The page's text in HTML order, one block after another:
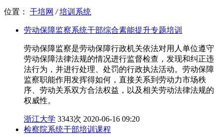
位置： 干培网 / 培训系统
劳动保障监察系统干部综合素能提升专题培训
劳动保障监察是劳动保障行政机关依法对用人单位遵守
劳动保障法律法规的情况进行监督检查，发现和纠正违
法行为，并进行处理、处罚的行政执法活动。劳动保障
监察职能作用发挥得如何，直接关系到劳动力市场秩
序、劳动关系双方合法权益，以及相关劳动法律法规的
权威性。
浙江大学 3343次 2020-06-16 09:20
检察院系统干部培训课程